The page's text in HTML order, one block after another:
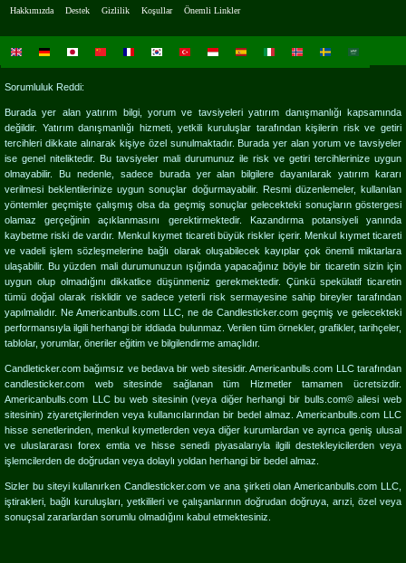
Hakkımızda Destek Gizlilik Koşullar Önemli Linkler
Sorumluluk Reddi:
Burada yer alan yatırım bilgi, yorum ve tavsiyeleri yatırım danışmanlığı kapsamında
değildir. Yatırım danışmanlığı hizmeti, yetkili kuruluşlar tarafından kişilerin risk ve getiri
tercihleri dikkate alınarak kişiye özel sunulmaktadır. Burada yer alan yorum ve tavsiyeler
ise genel niteliktedir. Bu tavsiyeler mali durumunuz ile risk ve getiri tercihlerinize uygun
olmayabilir. Bu nedenle, sadece burada yer alan bilgilere dayanılarak yatırım kararı
verilmesi beklentilerinize uygun sonuçlar doğurmayabilir. Resmi düzenlemeler, kullanılan
yöntemler geçmişte çalışmış olsa da geçmiş sonuçlar gelecekteki sonuçların göstergesi
olamaz gerçeğinin açıklanmasını gerektirmektedir. Kazandırma potansiyeli yanında
kaybetme riski de vardır. Menkul kıymet ticareti büyük riskler içerir. Menkul kıymet ticareti
ve vadeli işlem sözleşmelerine bağlı olarak oluşabilecek kayıplar çok önemli miktarlara
ulaşabilir. Bu yüzden mali durumunuzun ışığında yapacağınız böyle bir ticaretin sizin için
uygun olup olmadığını dikkatlice düşünmeniz gerekmektedir. Çünkü spekülatif ticaretin
tümü doğal olarak risklidir ve sadece yeterli risk sermayesine sahip bireyler tarafından
yapılmalıdır. Ne Americanbulls.com LLC, ne de Candlesticker.com geçmiş ve gelecekteki
performansıyla ilgili herhangi bir iddiada bulunmaz. Verilen tüm örnekler, grafikler, tarihçeler,
tablolar, yorumlar, öneriler eğitim ve bilgilendirme amaçlıdır.
Candleticker.com bağımsız ve bedava bir web sitesidir. Americanbulls.com LLC tarafından
candlesticker.com web sitesinde sağlanan tüm Hizmetler tamamen ücretsizdir.
Americanbulls.com LLC bu web sitesinin (veya diğer herhangi bir bulls.com© ailesi web
sitesinin) ziyaretçilerinden veya kullanıcılarından bir bedel almaz. Americanbulls.com LLC
hisse senetlerinden, menkul kıymetlerden veya diğer kurumlardan ve ayrıca geniş ulusal
ve uluslararası forex emtia ve hisse senedi piyasalarıyla ilgili destekleyicilerden veya
işlemcilerden de doğrudan veya dolaylı yoldan herhangi bir bedel almaz.
Sizler bu siteyi kullanırken Candlesticker.com ve ana şirketi olan Americanbulls.com LLC,
iştirakleri, bağlı kuruluşları, yetkilileri ve çalışanlarının doğrudan doğruya, arızi, özel veya
sonuçsal zararlardan sorumlu olmadığını kabul etmektesiniz.